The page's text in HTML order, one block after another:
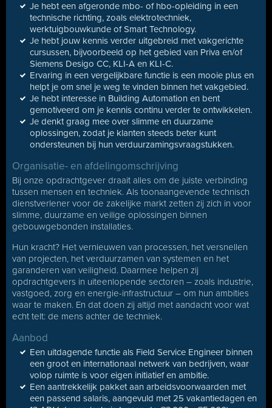
Je hebt een afgeronde mbo- of hbo-opleiding in een
technische richting, zoals elektrotechniek,
werktuigbouwkunde of Smart Technology.
Je hebt jouw kennis verder uitgebreid met vakgerichte
cursussen, bijvoorbeeld op het gebied van Priva en/of
Siemens Desigo CC, KLI-A en KLI-C.
Ervaring in een vergelijkbare functie is een mooie plus en
helpt je om snel je weg te vinden binnen het vakgebied.
Je hebt interesse in Building Automation en bent
gemotiveerd om je kennis continu verder te ontwikkelen.
Je denkt graag mee over slimme en duurzame
oplossingen, zodat je klanten steeds beter kunt
ondersteunen bij hun verduurzamingsvraagstukken.
Organisatie- en afdelingomschrijving
Bij onze opdrachtgever draait alles om de juiste verbinding
tussen mensen en techniek. Als toonaangevende technisch
dienstverlener voor de zakelijke markt zetten zij zich in voor
slimme, duurzame en veilige oplossingen binnen
gebouwgebonden installaties.
Hun kracht? Het vernieuwen van processen, het versnellen
van projecten, het verduurzamen van systemen en het
garanderen van veiligheid. Daarmee helpen zij
opdrachtgevers in uiteenlopende sectoren – zoals industrie,
vastgoed, zorg en energie-infrastructuur – om hun ambities
waar te maken. En dat doen zij altijd met aandacht voor wat
echt telt: de mens achter de techniek.
Aanbod
Een uitdagende functie als Field Service Engineer binnen
een groot en internationaal netwerk van bedrijven, waar
volop ruimte is voor eigen initiatief en ambitie.
Een aantrekkelijk pakket aan arbeidsvoorwaarden met
een passend salaris, aangevuld met 25 vakantiedagen en